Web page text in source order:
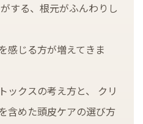
する、根元がふんわりし
感じる方が増えてきま
ックスの考え方と、 クリ
含めた頭皮ケアの選び方